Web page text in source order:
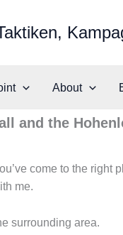
About
and the
come to the right
me.